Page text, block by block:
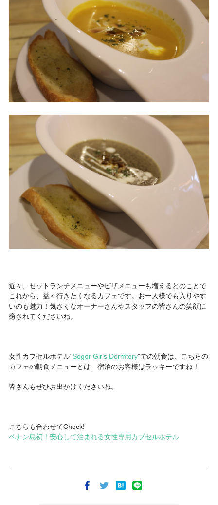
近々、セットランチメニューやピザメニューも増えるとのことで
これから、益々行きたくなるカフェです。お一人様でも入りやす
いのも魅力！気さくなオーナーさんやスタッフの皆さんの笑顔に
癒されてくださいね。
女性カプセルホテル“Sogor Girls Dormtory”での朝食は、こちらの
カフェの朝食メニューとは、宿泊のお客様はラッキーですね！
皆さんもぜひお出かけくださいね。
こちらも合わせてCheck!
ペナン島初！安心して泊まれる女性専用カプセルホテル